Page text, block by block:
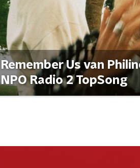
Remember Us van
NPO Radio 2 TopSong